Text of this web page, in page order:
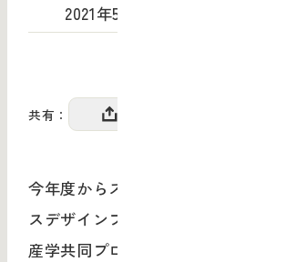
2021年5月6日（木）
共有：
今年度からスタートする武蔵野美術
スデザインプログラム、通称「
産学共同プロジェクトを実践的な教